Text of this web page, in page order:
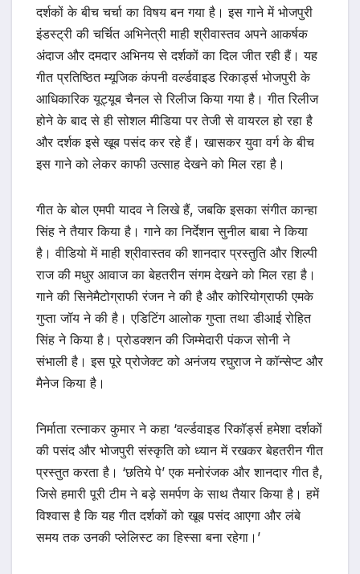
दर्शकों के बीच चर्चा का विषय बन गया है। इस गाने में भोजपुरी
इंडस्ट्री की चर्चित अभिनेत्री माही श्रीवास्तव अपने आकर्षक
अंदाज और दमदार अभिनय से दर्शकों का दिल जीत रही हैं। यह
गीत प्रतिष्ठित म्यूजिक कंपनी वर्ल्डवाइड रिकार्ड्स भोजपुरी के
आधिकारिक यूट्यूब चैनल से रिलीज किया गया है। गीत रिलीज
होने के बाद से ही सोशल मीडिया पर तेजी से वायरल हो रहा है
और दर्शक इसे खूब पसंद कर रहे हैं। खासकर युवा वर्ग के बीच
इस गाने को लेकर काफी उत्साह देखने को मिल रहा है।
गीत के बोल एमपी यादव ने लिखे हैं, जबकि इसका संगीत कान्हा
सिंह ने तैयार किया है। गाने का निर्देशन सुनील बाबा ने किया
है। वीडियो में माही श्रीवास्तव की शानदार प्रस्तुति और शिल्पी
राज की मधुर आवाज का बेहतरीन संगम देखने को मिल रहा है।
गाने की सिनेमैटोग्राफी रंजन ने की है और कोरियोग्राफी एमके
गुप्ता जॉय ने की है। एडिटिंग आलोक गुप्ता तथा डीआई रोहित
सिंह ने किया है। प्रोडक्शन की जिम्मेदारी पंकज सोनी ने
संभाली है। इस पूरे प्रोजेक्ट को अनंजय रघुराज ने कॉन्सेप्ट और
मैनेज किया है।
निर्माता रत्नाकर कुमार ने कहा ‘वर्ल्डवाइड रिकॉर्ड्स हमेशा दर्शकों
की पसंद और भोजपुरी संस्कृति को ध्यान में रखकर बेहतरीन गीत
प्रस्तुत करता है। ‘छतिये पे’ एक मनोरंजक और शानदार गीत है,
जिसे हमारी पूरी टीम ने बड़े समर्पण के साथ तैयार किया है। हमें
विश्वास है कि यह गीत दर्शकों को खूब पसंद आएगा और लंबे
समय तक उनकी प्लेलिस्ट का हिस्सा बना रहेगा।’